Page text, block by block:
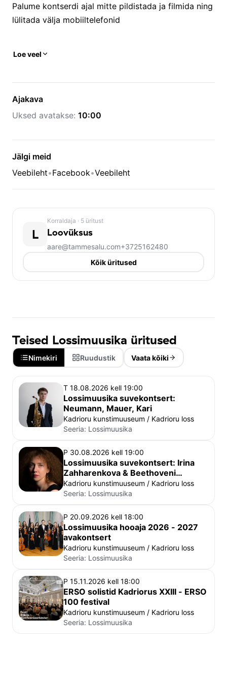
Palume kontserdi ajal mitte pildistada ja filmida ning
lülitada välja mobiiltelefonid
Loe veel
Ajakava
Uksed avatakse: 10:00
Jälgi meid
Veebileht•Facebook•Veebileht
L
Korraldaja · 5 üritust
Loovüksus
aare@tammesalu.com+3725162480
Kõik üritused
Teised Lossimuusika üritused
Nimekiri Ruudustik Vaata kõiki
T 18.08.2026 kell 19:00
Lossimuusika suvekontsert:
Neumann, Mauer, Kari
Kadrioru kunstimuuseum / Kadrioru loss
Seeria: Lossimuusika
P 30.08.2026 kell 19:00
Lossimuusika suvekontsert: Irina
Zahharenkova & Beethoveni
klaverisonaadid III
Kadrioru kunstimuuseum / Kadrioru loss
Seeria: Lossimuusika
P 20.09.2026 kell 18:00
Lossimuusika hooaja 2026 - 2027
avakontsert
Kadrioru kunstimuuseum / Kadrioru loss
Seeria: Lossimuusika
P 15.11.2026 kell 18:00
ERSO solistid Kadriorus XXIII - ERSO
100 festival
Kadrioru kunstimuuseum / Kadrioru loss
Seeria: Lossimuusika